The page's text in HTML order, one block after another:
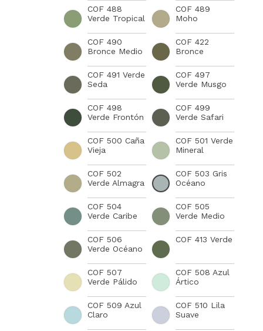
COF 488
Verde Tropical
COF 489
Moho
COF 490
Bronce Medio
COF 422
Bronce
COF 491 Verde
Seda
COF 497
Verde Musgo
COF 498
Verde Frontón
COF 499
Verde Safari
COF 500 Caña
Vieja
COF 501 Verde
Mineral
COF 502
Verde Almagra
COF 503 Gris
Océano
COF 504
Verde Caribe
COF 505
Verde Medio
COF 506
Verde Océano
COF 413 Verde
COF 507
Verde Pálido
COF 508 Azul
Ártico
COF 509 Azul
Claro
COF 510 Lila
Suave